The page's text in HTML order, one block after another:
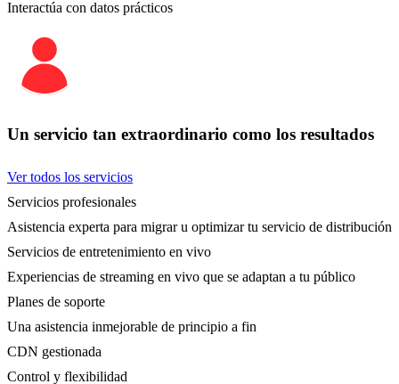
Interactúa con datos prácticos
Un servicio tan extraordinario como los resultados
Ver todos los servicios
Servicios profesionales
Asistencia experta para migrar u optimizar tu servicio de distribución
Servicios de entretenimiento en vivo
Experiencias de streaming en vivo que se adaptan a tu público
Planes de soporte
Una asistencia inmejorable de principio a fin
CDN gestionada
Control y flexibilidad